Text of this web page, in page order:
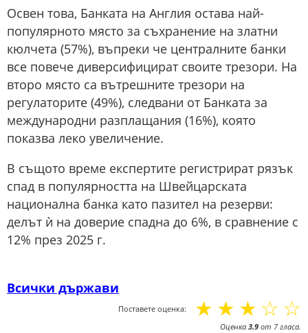
Освен това, Банката на Англия остава най-
популярното място за съхранение на златни
кюлчета (57%), въпреки че централните банки
все повече диверсифицират своите трезори. На
второ място са вътрешните трезори на
регулаторите (49%), следвани от Банката за
международни разплащания (16%), която
показва леко увеличение.
В същото време експертите регистрират рязък
спад в популярността на Швейцарската
национална банка като пазител на резерви:
делът ѝ на доверие спадна до 6%, в сравнение с
12% през 2025 г.
Всички държави
Поставете оценка: ☆
☆
☆
☆
☆
Оценка 3.9 от 7 гласа.